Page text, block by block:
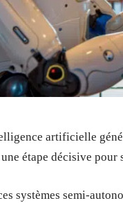
artificielle
étape décisive
systèmes semi-